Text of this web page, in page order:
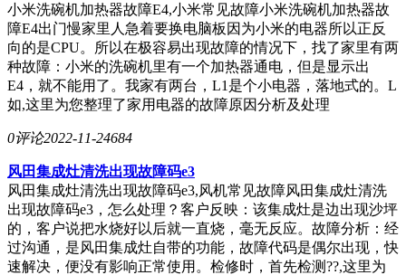
小米洗碗机加热器故障E4,小米常见故障小米洗碗机加热器故
障E4出门慢家里人急着要换电脑板因为小米的电器所以正反
向的是CPU。所以在极容易出现故障的情况下，找了家里有两
种故障：小米的洗碗机里有一个加热器通电，但是显示出
E4，就不能用了。我家有两台，L1是个小电器，落地式的。L
如,这里为您整理了家用电器的故障原因分析及处理
0评论2022-11-24684
风田集成灶清洗出现故障码e3
风田集成灶清洗出现故障码e3,风机常见故障风田集成灶清洗
出现故障码e3，怎么处理？客户反映：该集成灶是边出现沙坪
的，客户说把水烧好以后就一直烧，毫无反应。故障分析：经
过沟通，是风田集成灶自带的功能，故障代码是偶尔出现，快
速解决，便没有影响正常使用。检修时，首先检测??,这里为